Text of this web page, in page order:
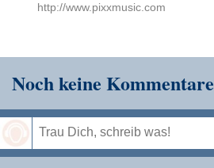
http://www.pixxmusic.com
Noch keine Kommentare